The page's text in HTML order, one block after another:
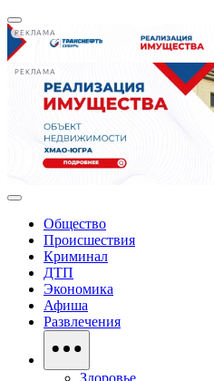
РЕКЛАМА
РЕКЛАМА
Общество
Происшествия
Криминал
ДТП
Экономика
Афиша
Развлечения